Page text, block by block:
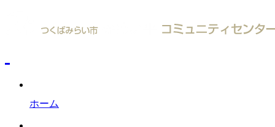
ホーム